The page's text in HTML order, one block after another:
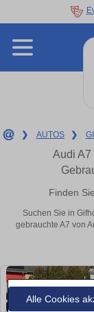
Alle Cookies
❯ AUTOS ❯
Audi A7
Finden
Suchen Sie in
gebrauchte A7 von